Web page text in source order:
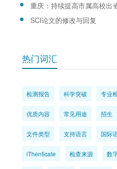
SCI论文的修改与回复
热门词汇
检测报告 科学突破 专业
优质内容 常见用途 招生
文件类型 支持语言 国际
iThenticate 检查来源 数